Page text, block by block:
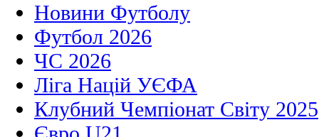
Новини Футболу
Футбол 2026
ЧС 2026
Ліга Націй УЄФА
Клубний Чемпіонат Світу 2025